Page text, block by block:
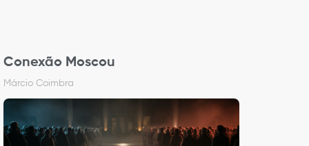
Conexão Moscou
Márcio Coimbra